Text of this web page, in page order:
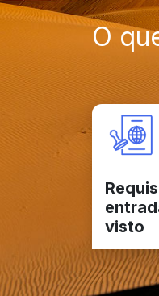
O
visto